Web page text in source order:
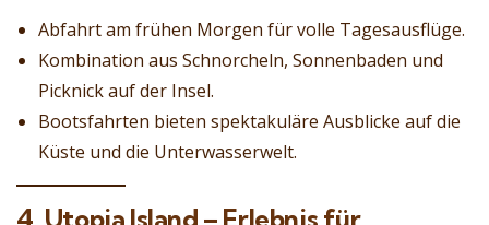
Abfahrt am frühen Morgen für volle Tagesausflüge.
Kombination aus Schnorcheln, Sonnenbaden und
Picknick auf der Insel.
Bootsfahrten bieten spektakuläre Ausblicke auf die
Küste und die Unterwasserwelt.
4. Utopia Island – Erlebnis für